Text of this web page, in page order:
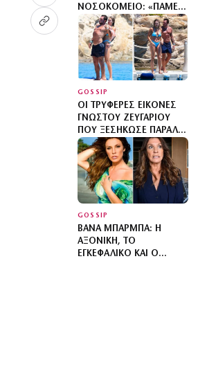
ΝΟΣΟΚΟΜΕΊΟ: «ΠΆΜΕ
ΓΙΑ ΝΈΑ ΘΕΡΑΠΕΊΑ» –
ΠΟΙΟΣ ΕΊΝΑΙ Ο ΓΌΗΣ
ΤΗΣ ΜΕΝΕΓΆΚΗ ΠΟΥ
ΔΊΝΕΙ ΜΆΧΗ ΜΕ ΤΟΝ
ΚΑΡΚΊΝΟ
GOSSIP
ΟΙ ΤΡΥΦΕΡΈΣ ΕΙΚΌΝΕΣ
ΓΝΩΣΤΟΎ ΖΕΥΓΑΡΙΟΎ
ΠΟΥ ΞΕΣΉΚΩΣΕ ΠΑΡΑΛΊΑ
ΤΗΣ ΜΥΚΌΝΟΥ
GOSSIP
ΒΆΝΑ ΜΠΆΡΜΠΑ: Η
ΑΞΟΝΙΚΉ, ΤΟ
ΕΓΚΕΦΑΛΙΚΌ ΚΑΙ Ο